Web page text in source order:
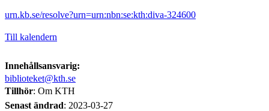
urn.kb.se/resolve?urn=urn:nbn:se:kth:diva-324600
Till kalendern
Innehållsansvarig:
biblioteket@kth.se
Tillhör: Om KTH
Senast ändrad: 2023-03-27